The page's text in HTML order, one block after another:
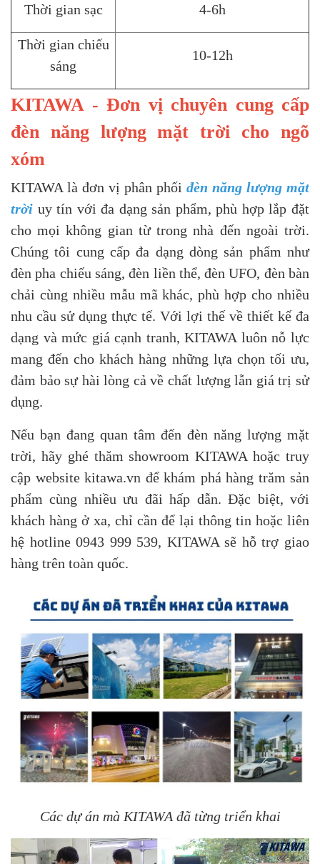
Thời gian sạc 4-6h
Thời gian chiếu
sáng
10-12h
KITAWA - Đơn vị chuyên cung cấp
đèn năng lượng mặt trời cho ngõ
xóm
KITAWA là đơn vị phân phối đèn năng lượng mặt
trời uy tín với đa dạng sản phẩm, phù hợp lắp đặt
cho mọi không gian từ trong nhà đến ngoài trời.
Chúng tôi cung cấp đa dạng dòng sản phẩm như
đèn pha chiếu sáng, đèn liền thể, đèn UFO, đèn bàn
chải cùng nhiều mẫu mã khác, phù hợp cho nhiều
nhu cầu sử dụng thực tế. Với lợi thế về thiết kế đa
dạng và mức giá cạnh tranh, KITAWA luôn nỗ lực
mang đến cho khách hàng những lựa chọn tối ưu,
đảm bảo sự hài lòng cả về chất lượng lẫn giá trị sử
dụng.
Nếu bạn đang quan tâm đến đèn năng lượng mặt
trời, hãy ghé thăm showroom KITAWA hoặc truy
cập website kitawa.vn để khám phá hàng trăm sản
phẩm cùng nhiều ưu đãi hấp dẫn. Đặc biệt, với
khách hàng ở xa, chỉ cần để lại thông tin hoặc liên
hệ hotline 0943 999 539, KITAWA sẽ hỗ trợ giao
hàng trên toàn quốc.
Các dự án mà KITAWA đã từng triển khai